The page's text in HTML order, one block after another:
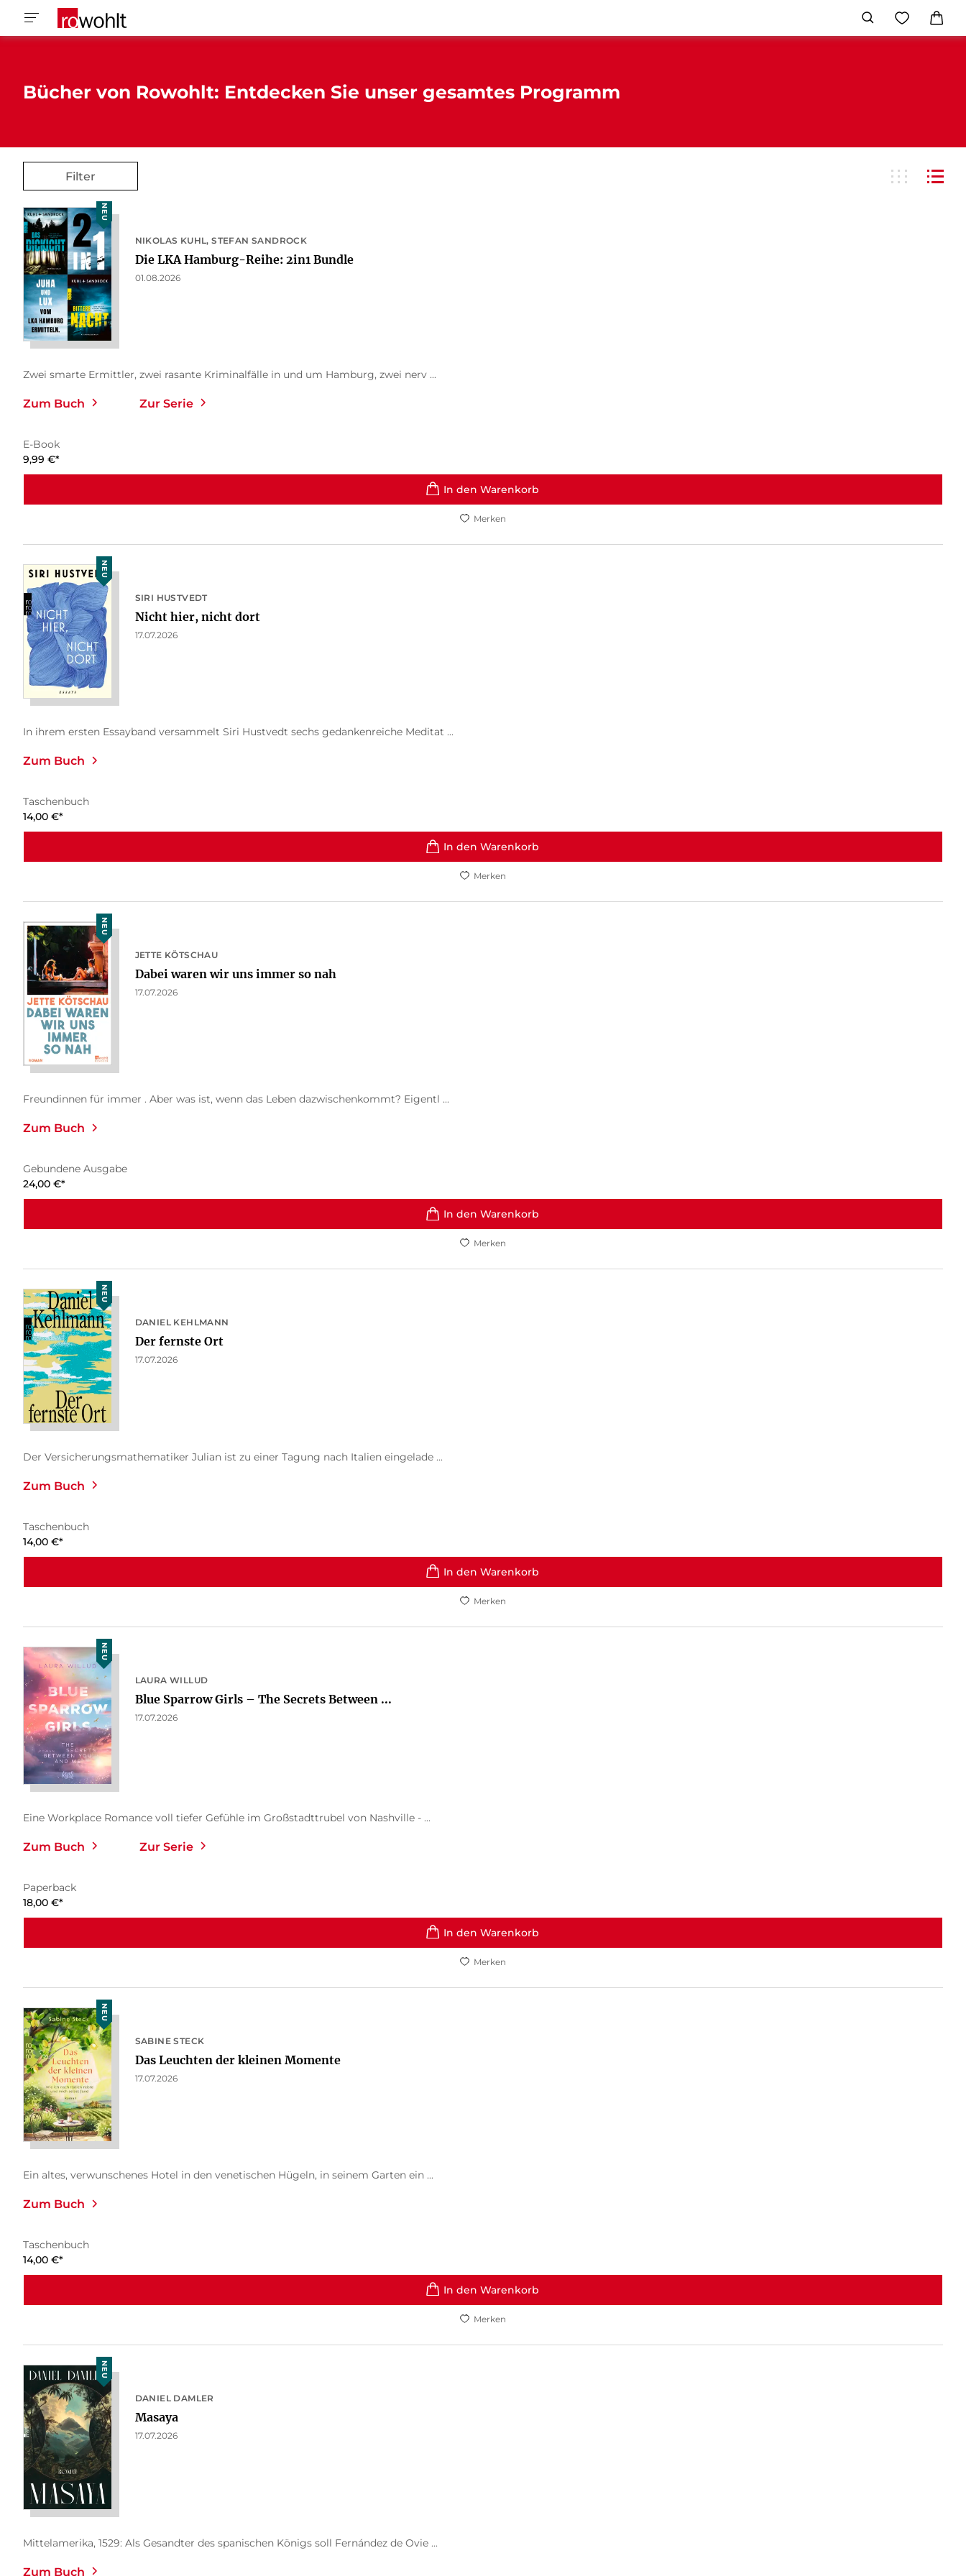
Bücher von Rowohlt: Entdecken Sie unser gesamtes Programm
Filter
NEU
NIKOLAS KUHL STEFAN SANDROCK
Die LKA Hamburg-Reihe: 2in1 Bundle
01.08.2026
Zwei smarte Ermittler, zwei rasante Kriminalfälle in und um Hamburg, zwei nerv ...
Zum Buch Zur Serie
E-Book
9,99 €*
In den Warenkorb
Merken
NEU
SIRI HUSTVEDT
Nicht hier, nicht dort
17.07.2026
In ihrem ersten Essayband versammelt Siri Hustvedt sechs gedankenreiche Meditat ...
Zum Buch
Taschenbuch
14,00 €*
In den Warenkorb
Merken
NEU
JETTE KÖTSCHAU
Dabei waren wir uns immer so nah
17.07.2026
Freundinnen für immer . Aber was ist, wenn das Leben dazwischenkommt? Eigentl ...
Zum Buch
Gebundene Ausgabe
24,00 €*
In den Warenkorb
Merken
NEU
DANIEL KEHLMANN
Der fernste Ort
17.07.2026
Der Versicherungsmathematiker Julian ist zu einer Tagung nach Italien eingelade ...
Zum Buch
Taschenbuch
14,00 €*
In den Warenkorb
Merken
NEU
LAURA WILLUD
Blue Sparrow Girls – The Secrets Between ...
17.07.2026
Eine Workplace Romance voll tiefer Gefühle im Großstadttrubel von Nashville - ...
Zum Buch Zur Serie
Paperback
18,00 €*
In den Warenkorb
Merken
NEU
SABINE STECK
Das Leuchten der kleinen Momente
17.07.2026
Ein altes, verwunschenes Hotel in den venetischen Hügeln, in seinem Garten ein ...
Zum Buch
Taschenbuch
14,00 €*
In den Warenkorb
Merken
NEU
DANIEL DAMLER
Masaya
17.07.2026
Mittelamerika, 1529: Als Gesandter des spanischen Königs soll Fernández de Ovie ...
Zum Buch